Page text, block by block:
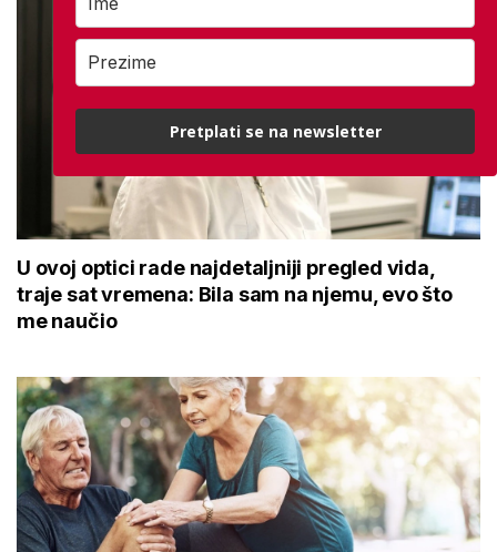
U ovoj optici rade najdetaljniji pregled vida,
traje sat vremena: Bila sam na njemu, evo što
me naučio
Pretplati se na newsletter